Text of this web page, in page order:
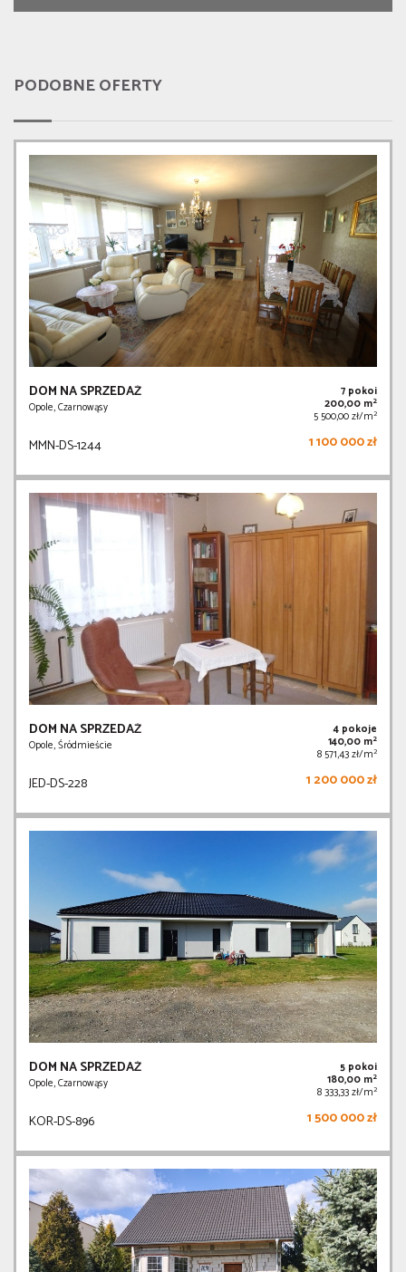
PODOBNE OFERTY
DOM NA SPRZEDAŻ
Opole, Czarnowąsy
7 pokoi
200,00 m2
5 500,00 zł/m2
MMN-DS-1244 1 100 000 zł
DOM NA SPRZEDAŻ
Opole, Śródmieście
4 pokoje
140,00 m2
8 571,43 zł/m2
JED-DS-228 1 200 000 zł
DOM NA SPRZEDAŻ
Opole, Czarnowąsy
5 pokoi
180,00 m2
8 333,33 zł/m2
KOR-DS-896 1 500 000 zł